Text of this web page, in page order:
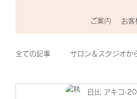
ご案内 お客
全ての記事 サロン＆スタジオか
整体シルクのイチオシ お
日比 アキコ